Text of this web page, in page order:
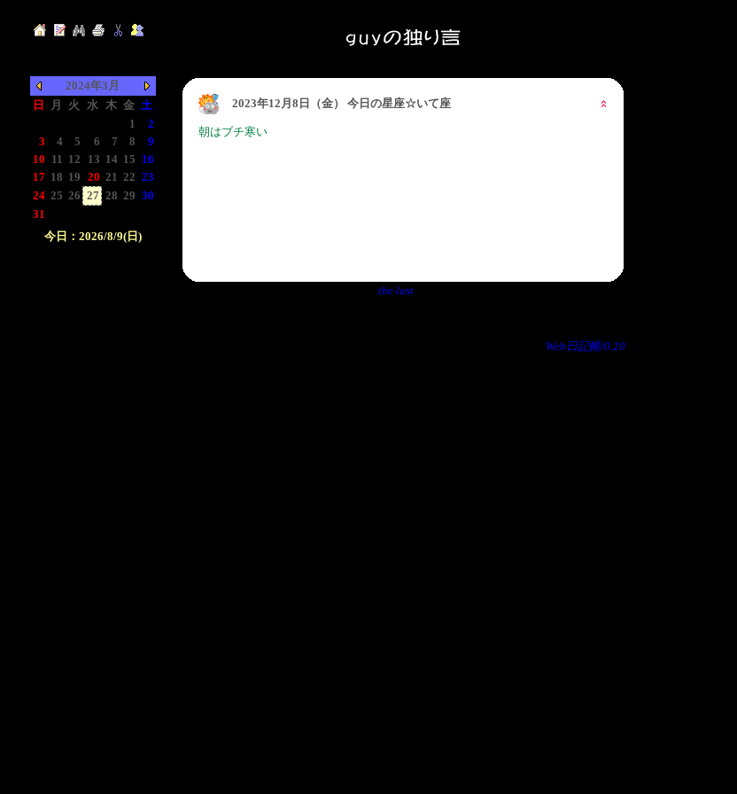
2024年3月
日
月 火 水 木 金 土
1
2
3
4 5 6 7 8
9
10 11 12 13 14 15 16
17 18 19 20 21 22 23
24 25 26 27 28 29 30
31
今日：2026/8/9(日)
2023年12月8日（金） 今日の星座☆いて座
朝はブチ寒い
the last
Web日記帳/0.20